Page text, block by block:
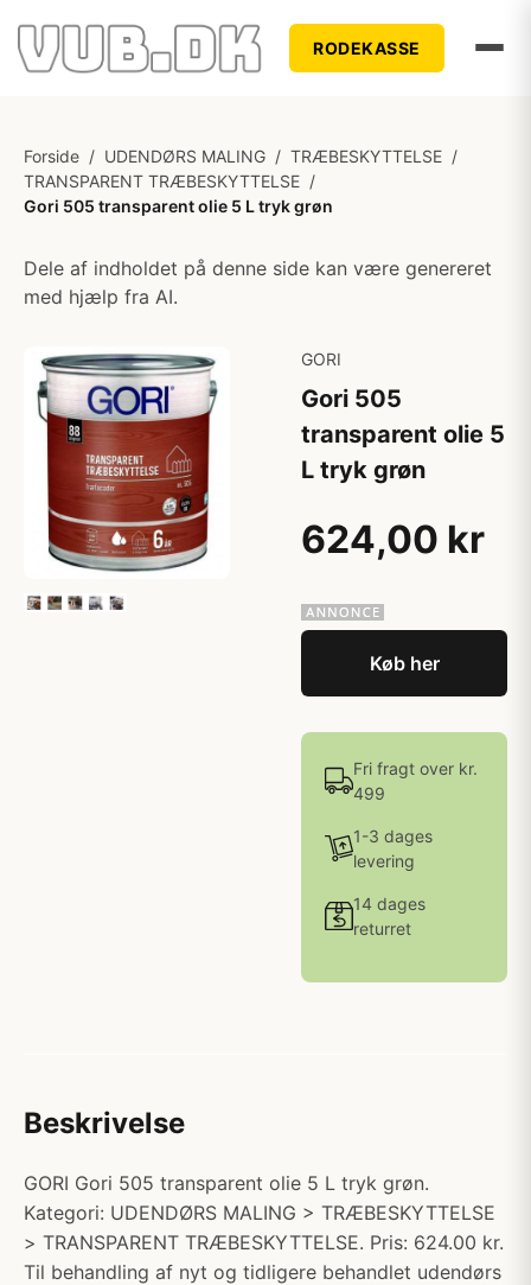
RODEKASSE
Forside / UDENDØRS MALING / TRÆBESKYTTELSE /
TRANSPARENT TRÆBESKYTTELSE /
Gori 505 transparent olie 5 L tryk grøn
Dele af indholdet på denne side kan være genereret
med hjælp fra AI.
GORI
Gori 505
transparent olie 5
L tryk grøn
624,00 kr
Køb her
Fri fragt over kr.
499
1-3 dages
levering
14 dages
returret
Beskrivelse
GORI Gori 505 transparent olie 5 L tryk grøn.
Kategori: UDENDØRS MALING > TRÆBESKYTTELSE
> TRANSPARENT TRÆBESKYTTELSE. Pris: 624.00 kr.
Til behandling af nyt og tidligere behandlet udendørs